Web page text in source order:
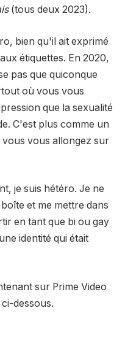
(tous deux 2023).
bien qu'il ait exprimé
étiquettes. En 2020,
pas que quiconque
où vous vous
que la sexualité
C'est plus comme un
vous allongez sur
je suis hétéro. Je ne
et me mettre dans
en tant que bi ou gay
identité qui était
sur Prime Video
dessous.